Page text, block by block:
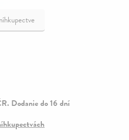
Dodanie do 16 dní